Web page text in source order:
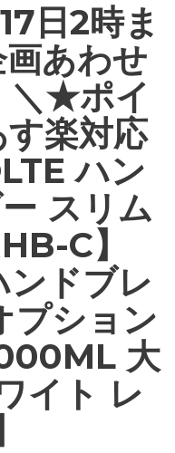
日2時ま
あわせ
＼★ポイ
楽対応
ハン
スリム
C】
ンドブレ
プション
大
イト レ